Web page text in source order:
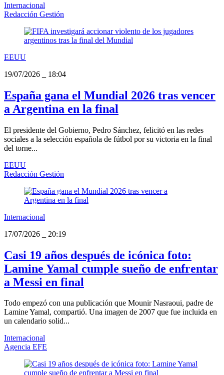
Internacional
Redacción Gestión
EEUU
19/07/2026
18:04
España gana el Mundial 2026 tras vencer
a Argentina en la final
El presidente del Gobierno, Pedro Sánchez, felicitó en las redes
sociales a la selección española de fútbol por su victoria en la final
del torne...
EEUU
Redacción Gestión
Internacional
17/07/2026
20:19
Casi 19 años después de icónica foto:
Lamine Yamal cumple sueño de enfrentar
a Messi en final
Todo empezó con una publicación que Mounir Nasraoui, padre de
Lamine Yamal, compartió. Una imagen de 2007 que fue incluida en
un calendario solid...
Internacional
Agencia EFE